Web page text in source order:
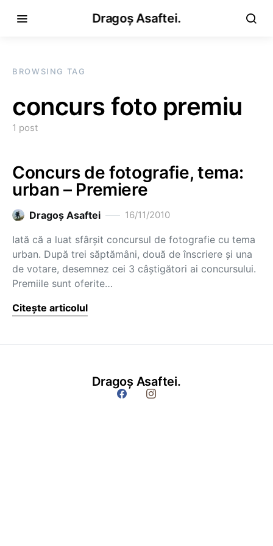
Dragoș Asaftei.
BROWSING TAG
concurs foto premiu
1 post
Concurs de fotografie, tema:
urban – Premiere
Dragoş Asaftei 16/11/2010
Iată că a luat sfârşit concursul de fotografie cu tema
urban. După trei săptămâni, două de înscriere şi una
de votare, desemnez cei 3 câştigători ai concursului.
Premiile sunt oferite…
Citește articolul
Dragoș Asaftei.